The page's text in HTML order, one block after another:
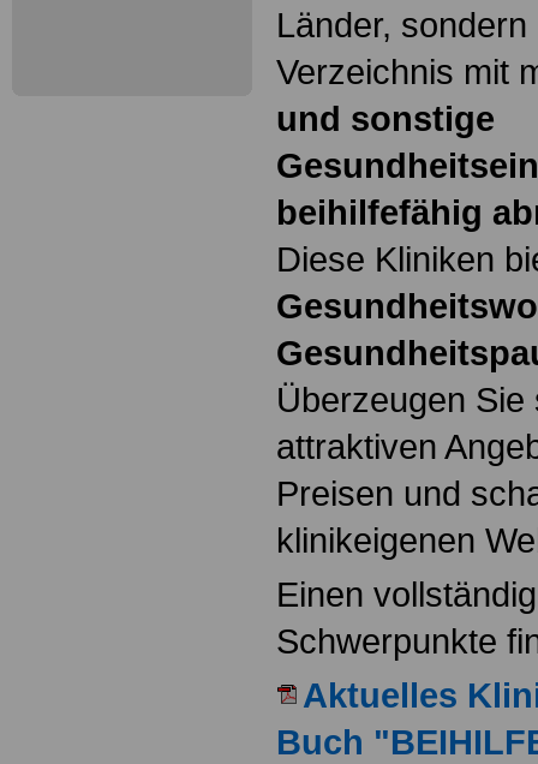
Länder,
Verzeichnis mit
und sonstige
beihilfefähig
Diese Kliniken
Überzeugen
attraktiven
Preisen und
klinikeigenen
Einen
Schwerpunkte
Aktuelles
Buch